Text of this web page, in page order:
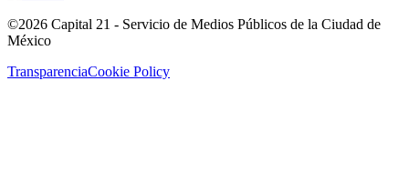
©2026 Capital 21 - Servicio de Medios Públicos de la Ciudad de
México
TransparenciaCookie Policy